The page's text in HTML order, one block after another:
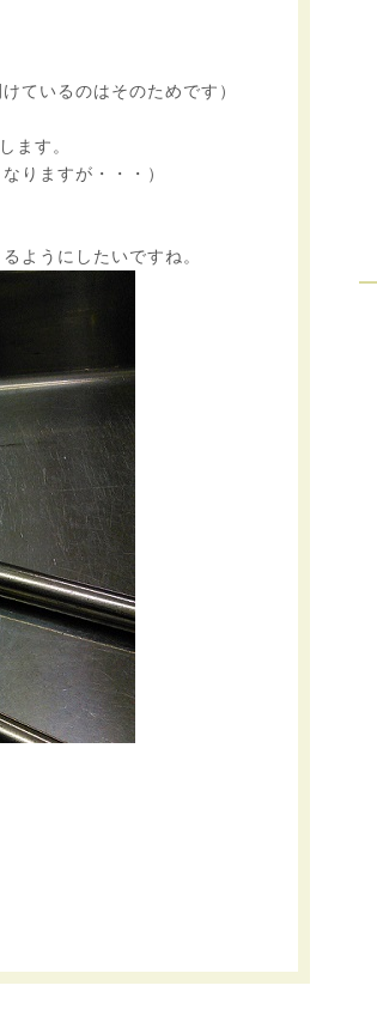
ているのはそのためです）
ます。
りますが・・・）
ようにしたいですね。